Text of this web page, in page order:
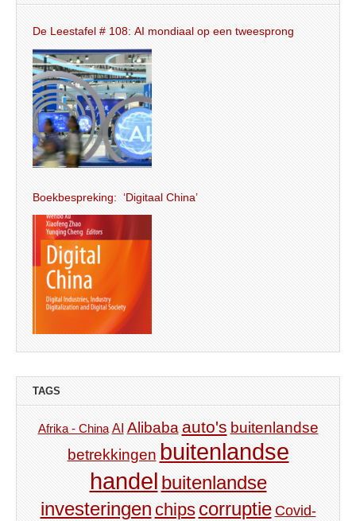
De Leestafel # 108: AI mondiaal op een tweesprong
Boekbespreking: ‘Digitaal China’
TAGS
Afrika - China AI Alibaba auto's buitenlandse
betrekkingen buitenlandse
handel buitenlandse
investeringen chips corruptie Covid-